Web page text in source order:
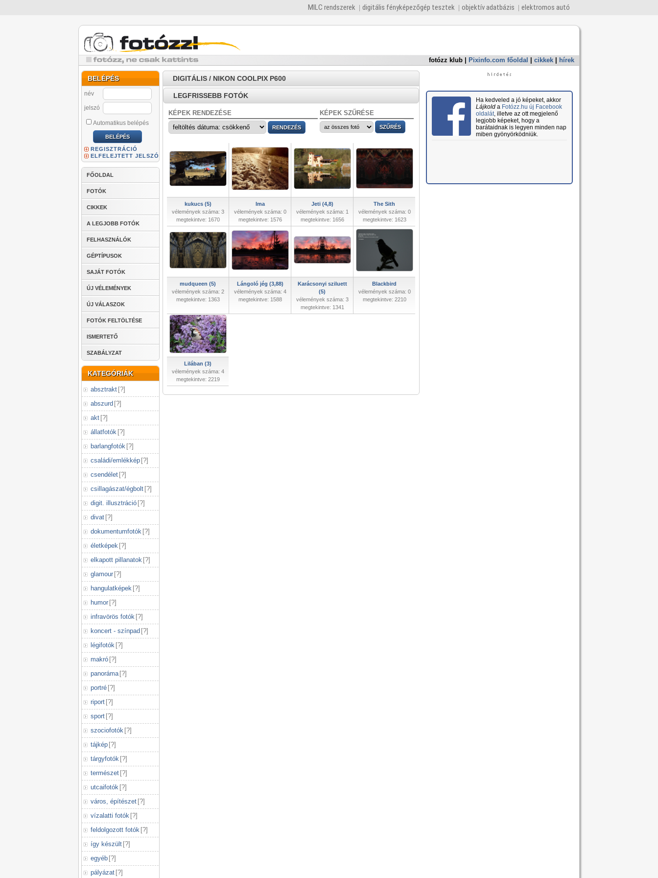
MILC rendszerek digitális fényképezőgép tesztek objektív adatbázis elektromos autó
fotózz klub Pixinfo.com főoldal cikkek hírek
BELÉPÉS
név
jelszó
Automatikus belépés
REGISZTRÁCIÓ
ELFELEJTETT JELSZÓ
FŐOLDAL
FOTÓK
CIKKEK
A LEGJOBB FOTÓK
FELHASZNÁLÓK
GÉPTÍPUSOK
SAJÁT FOTÓK
ÚJ VÉLEMÉNYEK
ÚJ VÁLASZOK
FOTÓK FELTÖLTÉSE
ISMERTETŐ
SZABÁLYZAT
KATEGÓRIÁK
absztrakt [?]
abszurd [?]
akt [?]
állatfotók [?]
barlangfotók [?]
családi/emlékkép [?]
csendélet [?]
csillagászat/égbolt [?]
digit. illusztráció [?]
divat [?]
dokumentumfotók [?]
életképek [?]
elkapott pillanatok [?]
glamour [?]
hangulatképek [?]
humor [?]
infravörös fotók [?]
koncert - színpad [?]
légifotók [?]
makró [?]
panoráma [?]
portré [?]
riport [?]
sport [?]
szociofotók [?]
tájkép [?]
tárgyfotók [?]
természet [?]
utcaifotók [?]
város, építészet [?]
vízalatti fotók [?]
feldolgozott fotók [?]
így készült [?]
egyéb [?]
pályázat [?]
DIGITÁLIS / NIKON COOLPIX P600
LEGFRISSEBB FOTÓK
KÉPEK RENDEZÉSE KÉPEK SZŰRÉSE
kukucs (5)
vélemények száma: 3
megtekintve: 1670
Ima
vélemények száma: 0
megtekintve: 1576
Jeti (4,8)
vélemények száma: 1
megtekintve: 1656
The Sith
vélemények száma: 0
megtekintve: 1623
mudqueen (5)
vélemények száma: 2
megtekintve: 1363
Lángoló jég (3,88)
vélemények száma: 4
megtekintve: 1588
Karácsonyi sziluett
(5)
vélemények száma: 3
megtekintve: 1341
Blackbird
vélemények száma: 0
megtekintve: 2210
Lilában (3)
vélemények száma: 4
megtekintve: 2219
Ha kedveled a jó képeket, akkor
Lájkolda Fotózz.hu új Facebook
oldalát, illetve az ott megjelenő
legjobb képeket, hogy a
barátaidnak is legyen minden nap
miben gyönyörködniük.